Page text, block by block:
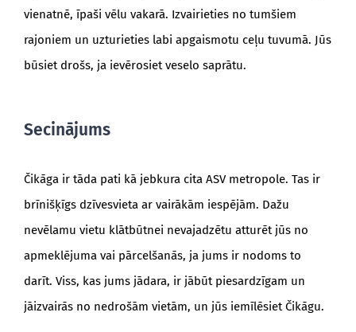
vienatnē, īpaši vēlu vakarā. Izvairieties no tumšiem
rajoniem un uzturieties labi apgaismotu ceļu tuvumā. Jūs
būsiet drošs, ja ievērosiet veselo saprātu.
Secinājums
Čikāga ir tāda pati kā jebkura cita ASV metropole. Tas ir
brīnišķīgs dzīvesvieta ar vairākām iespējām. Dažu
nevēlamu vietu klātbūtnei nevajadzētu atturēt jūs no
apmeklējuma vai pārcelšanās, ja jums ir nodoms to
darīt. Viss, kas jums jādara, ir jābūt piesardzīgam un
jāizvairās no nedrošām vietām, un jūs iemīlēsiet Čikāgu.